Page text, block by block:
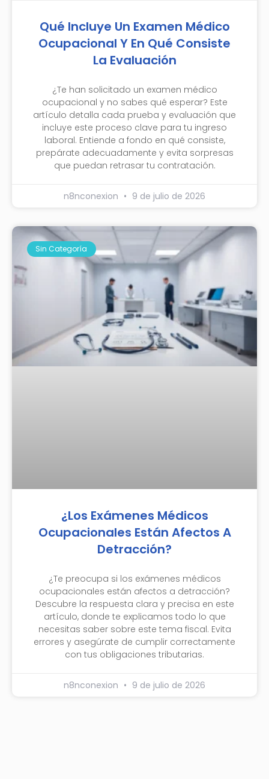
Qué Incluye Un Examen Médico
Ocupacional Y En Qué Consiste
La Evaluación
¿Te han solicitado un examen médico
ocupacional y no sabes qué esperar? Este
artículo detalla cada prueba y evaluación que
incluye este proceso clave para tu ingreso
laboral. Entiende a fondo en qué consiste,
prepárate adecuadamente y evita sorpresas
que puedan retrasar tu contratación.
n8nconexion 9 de julio de 2026
Sin Categoría
¿Los Exámenes Médicos
Ocupacionales Están Afectos A
Detracción?
¿Te preocupa si los exámenes médicos
ocupacionales están afectos a detracción?
Descubre la respuesta clara y precisa en este
artículo, donde te explicamos todo lo que
necesitas saber sobre este tema fiscal. Evita
errores y asegúrate de cumplir correctamente
con tus obligaciones tributarias.
n8nconexion 9 de julio de 2026